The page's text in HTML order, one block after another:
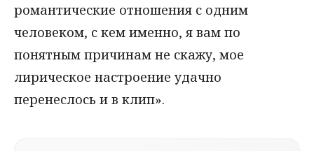
романтические отношения с одним
человеком, с кем именно, я вам по
понятным причинам не скажу, мое
лирическое настроение удачно
перенеслось и в клип».